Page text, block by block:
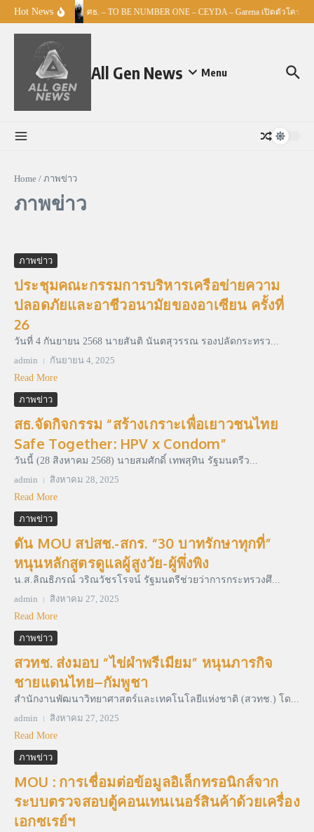
Skip to content
Hot News ศธ. – TO BE NUMBER ONE – CEYDA – Garena เปิดตัวโครง
All Gen News Menu
Home / ภาพข่าว
ภาพข่าว
ภาพข่าว
ประชุมคณะกรรมการบริหารเครือข่ายความ
ปลอดภัยและอาชีวอนามัยของอาเซียน ครั้งที่
26
วันที่ 4 กันยายน 2568 นายสันติ นันตสุวรรณ รองปลัดกระทรว...
admin
กันยายน 4, 2025
Read More
ภาพข่าว
สธ.จัดกิจกรรม “สร้างเกราะเพื่อเยาวชนไทย
Safe Together: HPV x Condom”
วันนี้ (28 สิงหาคม 2568) นายสมศักดิ์ เทพสุทิน รัฐมนตรีว...
admin
สิงหาคม 28, 2025
Read More
ภาพข่าว
ดัน MOU สปสช.-สกร. “30 บาทรักษาทุกที่”
หนุนหลักสูตรดูแลผู้สูงวัย-ผู้พึ่งพิง
น.ส.ลิณธิภรณ์ วริณวัชรโรจน์ รัฐมนตรีช่วยว่าการกระทรวงศึ...
admin
สิงหาคม 27, 2025
Read More
ภาพข่าว
สวทช. ส่งมอบ “ไข่ผำพรีเมียม” หนุนภารกิจ
ชายแดนไทย–กัมพูชา
สำนักงานพัฒนาวิทยาศาสตร์และเทคโนโลยีแห่งชาติ (สวทช.) โด...
admin
สิงหาคม 27, 2025
Read More
ภาพข่าว
MOU : การเชื่อมต่อข้อมูลอิเล็กทรอนิกส์จาก
ระบบตรวจสอบตู้คอนเทนเนอร์สินค้าด้วยเครื่อง
เอกซเรย์ฯ